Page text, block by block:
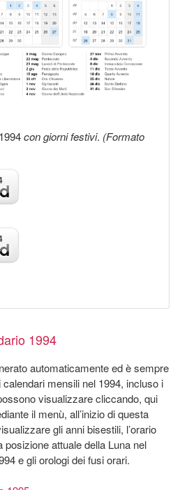
con giorni festivi. (Formato
1994
automaticamente ed è sempre
mensili nel 1994, incluso i
visualizzare cliccando, qui
il menù, all’inizio di questa
gli anni bisestili, l’orario
posizione attuale della Luna nel
e gli orologi dei fusi orari.